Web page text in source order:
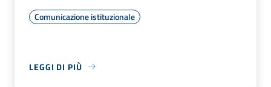
Comunicazione istituzionale
LEGGI DI PIÙ